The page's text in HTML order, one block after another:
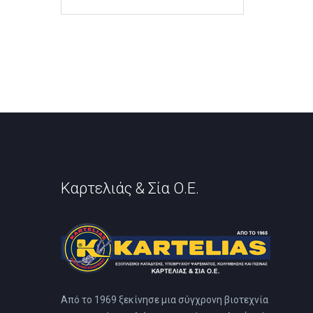
Καρτελιάς & Σία Ο.Ε.
Από το 1969 ξεκίνησε μια σύγχρονη βιοτεχνία